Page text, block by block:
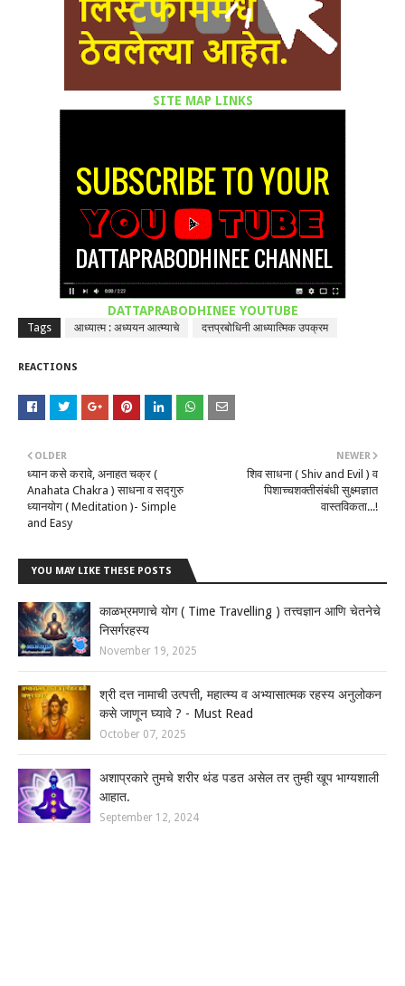
SITE MAP LINKS
DATTAPRABODHINEE YOUTUBE
Tags आध्यात्म : अध्ययन आत्म्याचे दत्तप्रबोधिनी आध्यात्मिक उपक्रम
REACTIONS
NEWER
शिव साधना ( Shiv and Evil ) व
पिशाच्चशक्तीसंबंधी सुक्ष्मज्ञात
वास्तविकता...!
OLDER
ध्यान कसे करावे, अनाहत चक्र (
Anahata Chakra ) साधना व सद्गुरु
ध्यानयोग ( Meditation )- Simple
and Easy
YOU MAY LIKE THESE POSTS
काळभ्रमणाचे योग ( Time Travelling ) तत्त्वज्ञान आणि चेतनेचे
निसर्गरहस्य
November 19, 2025
श्री दत्त नामाची उत्पत्ती, महात्म्य व अभ्यासात्मक रहस्य अनुलोकन
कसे जाणून घ्यावे ? - Must Read
October 07, 2025
अशाप्रकारे तुमचे शरीर थंड पडत असेल तर तुम्ही खूप भाग्यशाली
आहात.
September 12, 2024